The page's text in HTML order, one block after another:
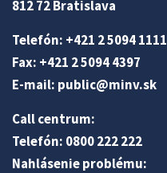
812 72 Bratislava
Telefón: +421 2 5094 1111
Fax: +421 2 5094 4397
E-mail: public@minv.sk
Call centrum:
Telefón: 0800 222 222
Nahlásenie problému: